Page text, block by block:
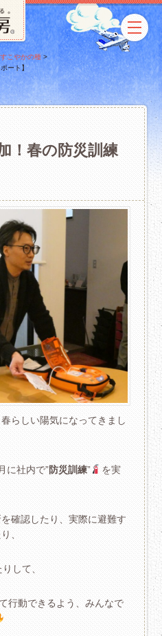
すこやかの種 >
ート】
！春の防災訓練
らしい陽気になってきまし
に社内で”防災訓練”
を実
確認したり、実際に避難す
、
して、
行動できるよう、みんなで